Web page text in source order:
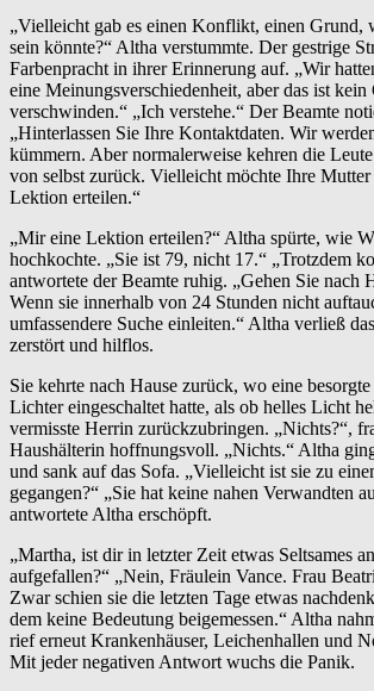
„Vielleicht gab es einen Konflikt, einen Grund,
sein könnte?“ Altha verstummte. Der gestrige
Farbenpracht in ihrer Erinnerung auf. „Wir
eine Meinungsverschiedenheit, aber das ist kein
verschwinden.“ „Ich verstehe.“ Der Beamte
„Hinterlassen Sie Ihre Kontaktdaten. Wir
kümmern. Aber normalerweise kehren die
von selbst zurück. Vielleicht möchte Ihre
Lektion erteilen.“
„Mir eine Lektion erteilen?“ Altha spürte, wie
hochkochte. „Sie ist 79, nicht 17.“ „Trotzdem
antwortete der Beamte ruhig. „Gehen Sie nach
Wenn sie innerhalb von 24 Stunden nicht
umfassendere Suche einleiten.“ Altha verließ
zerstört und hilflos.
Sie kehrte nach Hause zurück, wo eine
Lichter eingeschaltet hatte, als ob helles Licht
vermisste Herrin zurückzubringen. „Nichts?“,
Haushälterin hoffnungsvoll. „Nichts.“ Altha
und sank auf das Sofa. „Vielleicht ist sie zu
gegangen?“ „Sie hat keine nahen Verwandten
antwortete Altha erschöpft.
„Martha, ist dir in letzter Zeit etwas Seltsames
aufgefallen?“ „Nein, Fräulein Vance. Frau
Zwar schien sie die letzten Tage etwas
dem keine Bedeutung beigemessen.“ Altha
rief erneut Krankenhäuser, Leichenhallen und
Mit jeder negativen Antwort wuchs die Panik.